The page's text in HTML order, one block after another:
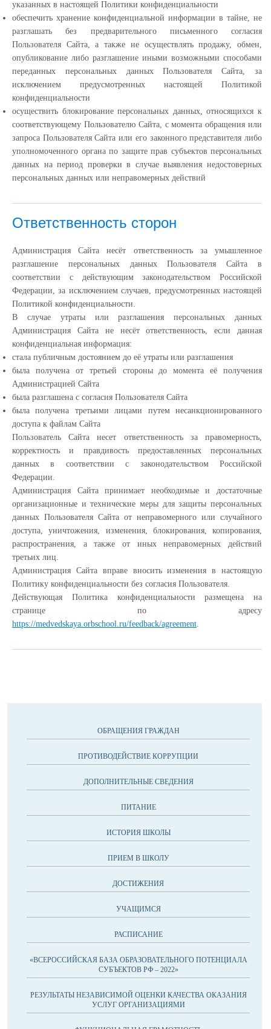
указанных в настоящей Политики конфиденциальности
обеспечить хранение конфиденциальной информации в тайне, не
разглашать без предварительного письменного согласия
Пользователя Сайта, а также не осуществлять продажу, обмен,
опубликование либо разглашение иными возможными способами
переданных персональных данных Пользователя Сайта, за
исключением предусмотренных настоящей Политикой
конфиденциальности
осуществить блокирование персональных данных, относящихся к
соответствующему Пользователю Сайта, с момента обращения или
запроса Пользователя Сайта или его законного представителя либо
уполномоченного органа по защите прав субъектов персональных
данных на период проверки в случае выявления недостоверных
персональных данных или неправомерных действий
Ответственность сторон
Администрация Сайта несёт ответственность за умышленное
разглашение персональных данных Пользователя Сайта в
соответствии с действующим законодательством Российской
Федерации, за исключением случаев, предусмотренных настоящей
Политикой конфиденциальности.
В случае утраты или разглашения персональных данных
Администрация Сайта не несёт ответственность, если данная
конфиденциальная информация:
cтала публичным достоянием до её утраты или разглашения
была получена от третьей стороны до момента её получения
Администрацией Сайта
была разглашена с согласия Пользователя Сайта
была получена третьими лицами путем несанкционированного
доступа к файлам Сайта
Пользователь Сайта несет ответственность за правомерность,
корректность и правдивость предоставленных персональных
данных в соответствии с законодательством Российской
Федерации.
Администрация Сайта принимает необходимые и достаточные
организационные и технические меры для защиты персональных
данных Пользователя Сайта от неправомерного или случайного
доступа, уничтожения, изменения, блокирования, копирования,
распространения, а также от иных неправомерных действий
третьих лиц.
Администрация Сайта вправе вносить изменения в настоящую
Политику конфиденциальности без согласия Пользователя.
Действующая Политика конфиденциальности размещена на
странице по адресу
https://medvedskaya.orbschool.ru/feedback/agreement.
ОБРАЩЕНИЯ ГРАЖДАН
ПРОТИВОДЕЙСТВИЕ КОРРУПЦИИ
ДОПОЛНИТЕЛЬНЫЕ СВЕДЕНИЯ
ПИТАНИЕ
ИСТОРИЯ ШКОЛЫ
ПРИЕМ В ШКОЛУ
ДОСТИЖЕНИЯ
УЧАЩИМСЯ
РАСПИСАНИЕ
«ВСЕРОССИЙСКАЯ БАЗА ОБРАЗОВАТЕЛЬНОГО ПОТЕНЦИАЛА
СУБЪЕКТОВ РФ – 2022»
РЕЗУЛЬТАТЫ НЕЗАВИСИМОЙ ОЦЕНКИ КАЧЕСТВА ОКАЗАНИЯ
УСЛУГ ОРГАНИЗАЦИЯМИ